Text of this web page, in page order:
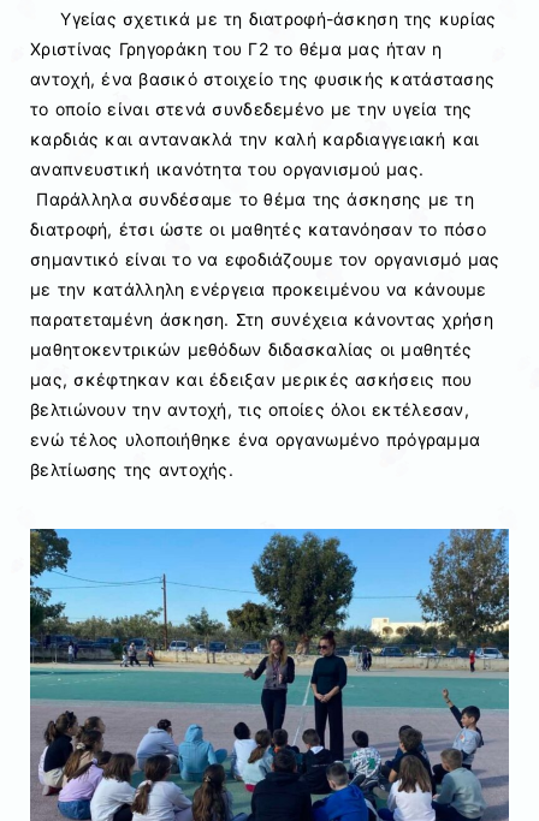
Υγείας σχετικά με τη διατροφή-άσκηση της κυρίας
Χριστίνας Γρηγοράκη του Γ2 το θέμα μας ήταν η
αντοχή, ένα βασικό στοιχείο της φυσικής κατάστασης
το οποίο είναι στενά συνδεδεμένο με την υγεία της
καρδιάς και αντανακλά την καλή καρδιαγγειακή και
αναπνευστική ικανότητα του οργανισμού μας.
Παράλληλα συνδέσαμε το θέμα της άσκησης με τη
διατροφή, έτσι ώστε οι μαθητές κατανόησαν το πόσο
σημαντικό είναι το να εφοδιάζουμε τον οργανισμό μας
με την κατάλληλη ενέργεια προκειμένου να κάνουμε
παρατεταμένη άσκηση. Στη συνέχεια κάνοντας χρήση
μαθητοκεντρικών μεθόδων διδασκαλίας οι μαθητές
μας, σκέφτηκαν και έδειξαν μερικές ασκήσεις που
βελτιώνουν την αντοχή, τις οποίες όλοι εκτέλεσαν,
ενώ τέλος υλοποιήθηκε ένα οργανωμένο πρόγραμμα
βελτίωσης της αντοχής.